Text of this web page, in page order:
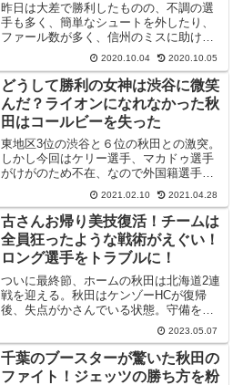
昨日は大差で勝利したものの、不調の選
手も多く、簡単なシュートを外したり、
ファール数が多く、信州のミスに助けら
れた感があった。インサイドでは日本人
選手の合わせからの得点もあったが、パ
スミスも多かった。なのでいつ追いつか
れ逆転されるか？そんな空...
2020.10.04 2020.10.05
どうして勝利の女神は渋谷に微笑
んだ？ライオンになれなかった秋
田はコールビーを失った
東地区3位の渋谷と６位の秋田との激突。
しかし今回はケリー選手、マカドゥ選手
がけがのため不在、なので外国籍選手は
ジャクソン選手のみ。ということで秋田
は優位に立つ。しかし内容が問われる試
合になる。前回の富山戦ではシューター
陣の確率があまりにも悪...
2021.02.10 2021.04.28
古さんお帰り美技復活！チームは
全員狂ったような戦術がえぐい！
ロング選手をトラブルに！
ついに最終節、ホームの秋田は北海道2連
戦を迎える。秋田はケンゾーHCが復帰
後、失点がかさんでいる状態。守備を修
正できるか？北海道は茨城に連勝してい
る。秋田の外国籍選手のカンター選手は7
試合連続の二桁得点と安定してきたし、
古川選手が復帰した。...
2023.05.07
千葉のブースターが驚いた秋田の
ファイト！ジェッツの勝ち方を粉